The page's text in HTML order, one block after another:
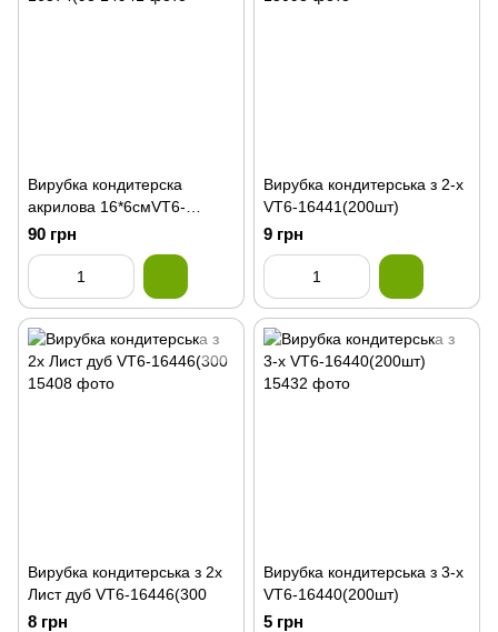
Вирубка кондитерска
акрилова 16*6смVT6-
16374(98
90 грн
Вирубка кондитерська з 2-х
VT6-16441(200шт)
9 грн
Вирубка кондитерська з 2х
Лист дуб VT6-16446(300
8 грн
Вирубка кондитерська з 3-х
VT6-16440(200шт)
5 грн